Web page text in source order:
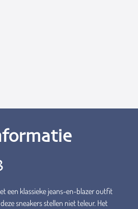
een klassieke jeans-en-blazer outfit
sneakers stellen niet teleur. Het